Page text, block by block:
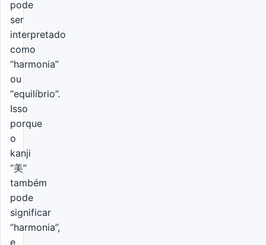
pode
ser
interpretado
como
“harmonia”
ou
“equilíbrio”.
Isso
porque
o
kanji
“美”
também
pode
significar
“harmonia”,
e